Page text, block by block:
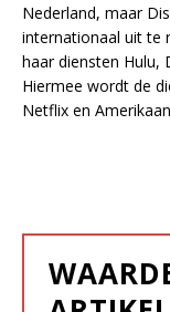
Nederland, maar
internationaal uit te
haar diensten Hulu,
Hiermee wordt de
Netflix en